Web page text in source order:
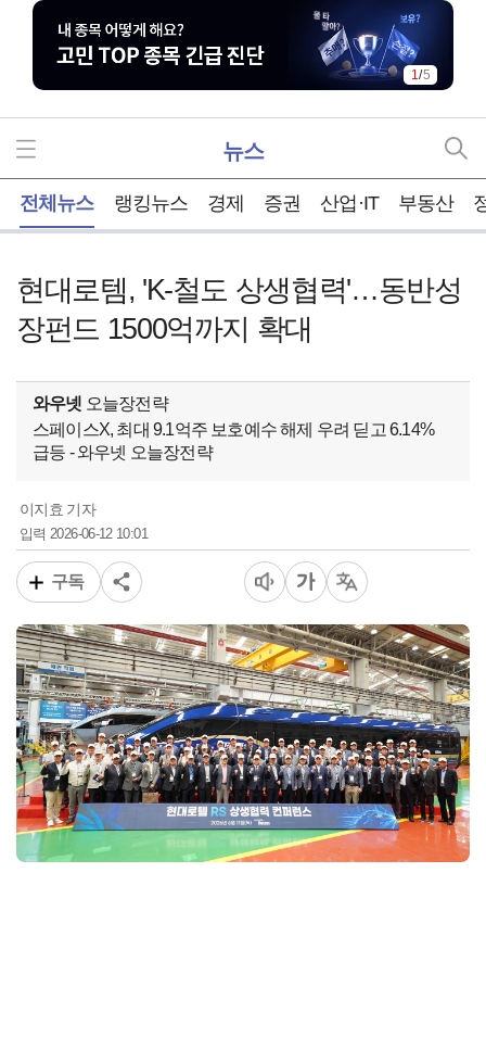
1/5
뉴스
전체뉴스 랭킹뉴스 경제 증권 산업·IT 부동산
현대로템, 'K-철도 상생협력'…동반성
장펀드 1500억까지 확대
와우넷 오늘장전략
스페이스X, 최대 9.1억주 보호예수 해제 우려 딛고 6.14%
급등 - 와우넷 오늘장전략
이지효 기자
입력2026-06-12 10:01
구독